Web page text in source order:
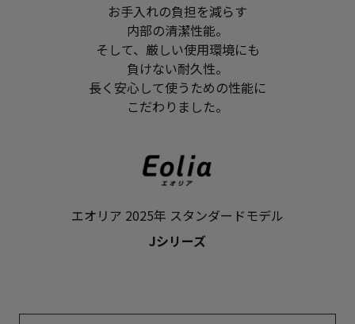
お手入れの負担を減らす
内部の清潔性能。
そして、厳しい使用環境にも
負けない耐久性。
長く安心して使うための性能に
こだわりました。
エオリア 2025年 スタンダードモデル
Jシリーズ